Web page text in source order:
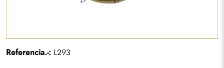
Referencia.-: L293